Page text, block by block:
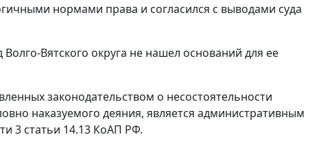
нормами права и согласился с выводами суда
Вятского округа не нашел оснований для ее
законодательством о несостоятельности
наказуемого деяния, является административным
3 статьи 14.13 КоАП РФ.